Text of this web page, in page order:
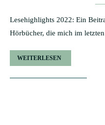
Lesehighlights 2022: Ein
Hörbücher, die mich im
WEITERLESEN